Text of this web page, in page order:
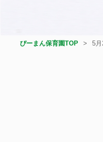
ぴーまん保育園TOP 5